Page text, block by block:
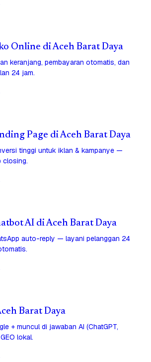
Online di Aceh Barat Daya
keranjang, pembayaran otomatis, dan
24 jam.
Page di Aceh Barat Daya
tinggi untuk iklan & kampanye —
closing.
AI di Aceh Barat Daya
auto-reply — layani pelanggan 24
Barat Daya
+ muncul di jawaban AI (ChatGPT,
lokal.